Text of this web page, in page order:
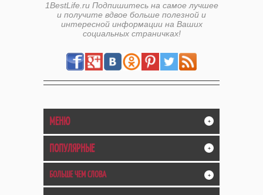
1BestLife.ru Подпишитесь на самое лучшее
и получите вдвое больше полезной и
интересной информации на Ваших
социальных страничках!
МЕНЮ +
ПОПУЛЯРНЫЕ +
БОЛЬШЕ ЧЕМ СЛОВА +